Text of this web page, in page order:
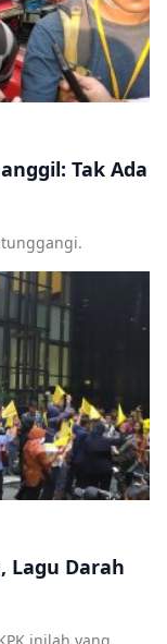
Tak Ada
Lagu Darah